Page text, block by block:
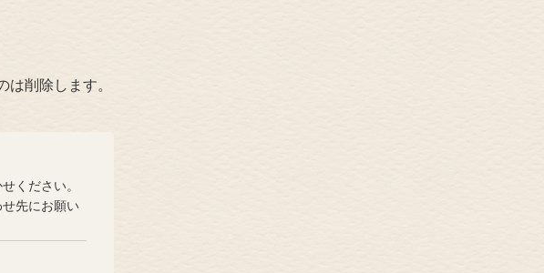
削除します。
ください。
先にお願い